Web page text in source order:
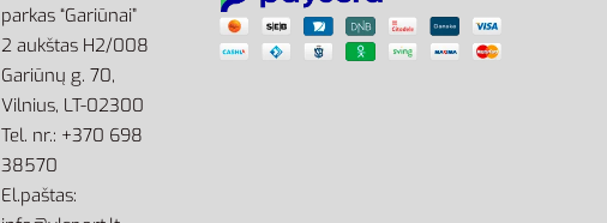
parkas “Gariūnai”
2 aukštas H2/008
Gariūnų g. 70,
Vilnius, LT-02300
Tel. nr.: +370 698
38570
El.paštas: